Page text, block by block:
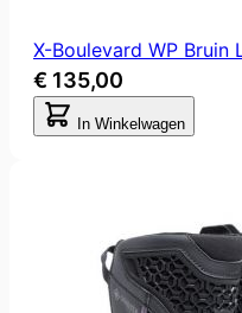
X-Boulevard WP Bruin
€ 135,00
In Winkelwagen